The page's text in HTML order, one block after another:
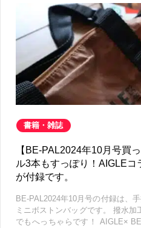
書籍・雑誌
【BE-PAL2024年10月号買
ル3本もすっぽり！AIGLE
が付録です。
BE-PAL2024年10月号の付録は、
ミニボストンバッグです。 撥水
でもへっちゃらです！ AIGLE×